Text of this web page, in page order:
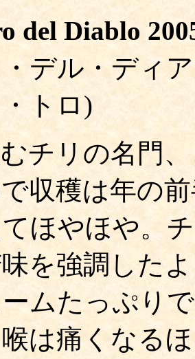
del Diablo
デル・ディ
トロ)
チリの名門
収穫は年の
ほやほや。
を強調した
ムたっぷり
は痛くなる